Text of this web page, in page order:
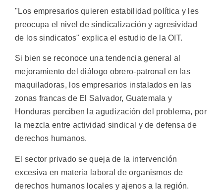
"Los empresarios quieren estabilidad política y les
preocupa el nivel de sindicalización y agresividad
de los sindicatos" explica el estudio de la OIT.
Si bien se reconoce una tendencia general al
mejoramiento del diálogo obrero-patronal en las
maquiladoras, los empresarios instalados en las
zonas francas de El Salvador, Guatemala y
Honduras perciben la agudización del problema, por
la mezcla entre actividad sindical y de defensa de
derechos humanos.
El sector privado se queja de la intervención
excesiva en materia laboral de organismos de
derechos humanos locales y ajenos a la región.